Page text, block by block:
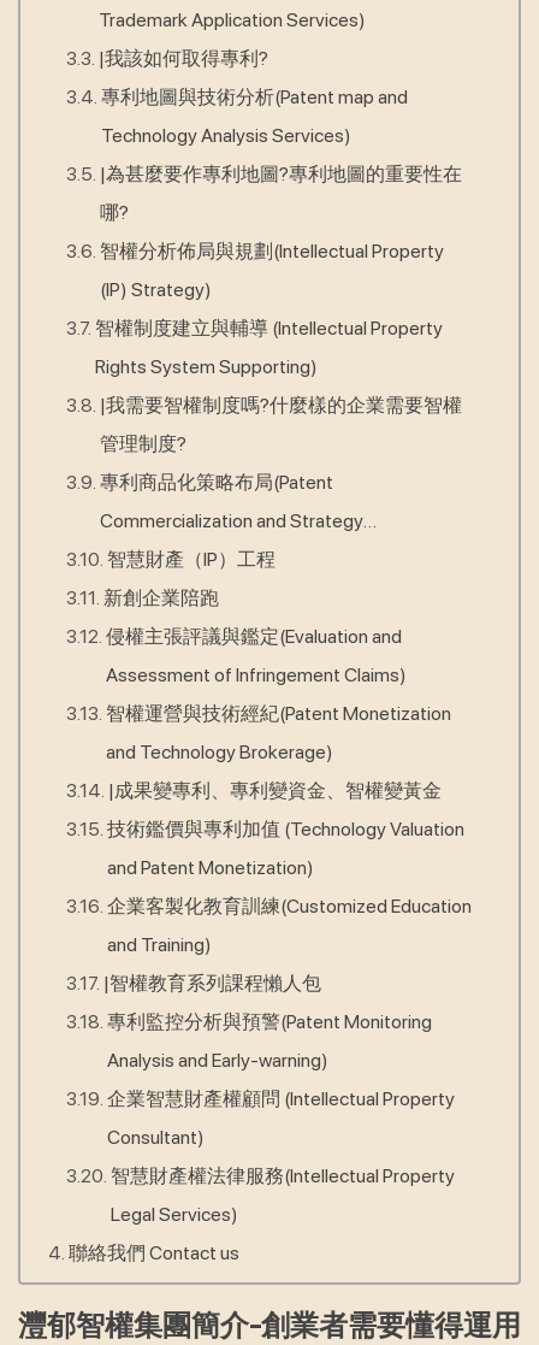
Trademark Application Services)
|我該如何取得專利?
專利地圖與技術分析(Patent map and
Technology Analysis Services)
|為甚麼要作專利地圖?專利地圖的重要性在
哪?
智權分析佈局與規劃(Intellectual Property
(IP) Strategy)
智權制度建立與輔導 (Intellectual Property
Rights System Supporting)
|我需要智權制度嗎?什麼樣的企業需要智權
管理制度?
專利商品化策略布局(Patent
Commercialization and Strategy
Deployment)
智慧財產（IP）工程
新創企業陪跑
侵權主張評議與鑑定(Evaluation and
Assessment of Infringement Claims)
智權運營與技術經紀(Patent Monetization
and Technology Brokerage)
|成果變專利、專利變資金、智權變黃金
技術鑑價與專利加值 (Technology Valuation
and Patent Monetization)
企業客製化教育訓練(Customized Education
and Training)
|智權教育系列課程懶人包
專利監控分析與預警(Patent Monitoring
Analysis and Early-warning)
企業智慧財產權顧問 (Intellectual Property
Consultant)
智慧財產權法律服務(Intellectual Property
Legal Services)
聯絡我們 Contact us
灃郁智權集團簡介-創業者需要懂得運用